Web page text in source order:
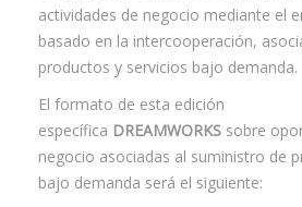
actividades de negocio mediante el
basado en la intercooperación,
productos y servicios bajo demanda.
El formato de esta edición
específica DREAMWORKS sobre
negocio asociadas al suministro de
bajo demanda será el siguiente: